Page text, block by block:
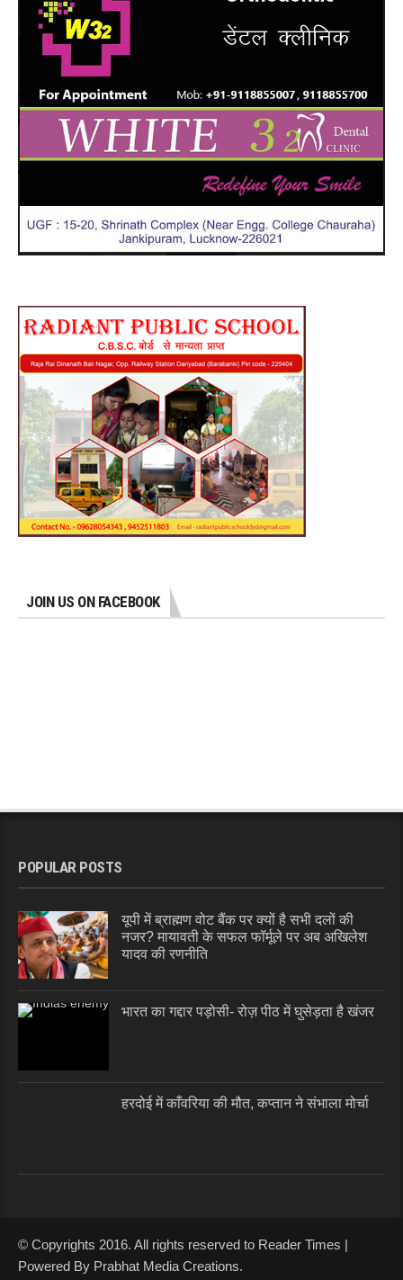
JOIN US ON FACEBOOK
POPULAR POSTS
यूपी में ब्राह्मण वोट बैंक पर क्यों है सभी दलों की
नजर? मायावती के सफल फॉर्मूले पर अब अखिलेश
यादव की रणनीति
भारत का गद्दार पड़ोसी- रोज़ पीठ में घुसेड़ता है खंजर
हरदोई में काँवरिया की मौत, कप्तान ने संभाला मोर्चा
© Copyrights 2016. All rights reserved to Reader Times |
Powered By Prabhat Media Creations.